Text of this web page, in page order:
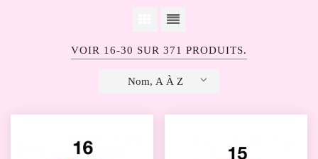
VOIR 16-30 SUR 371 PRODUITS.
Nom, A À Z